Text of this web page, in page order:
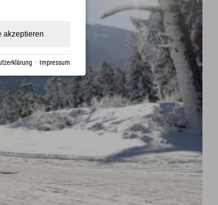
akzeptieren
· Impressum